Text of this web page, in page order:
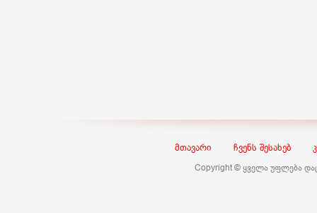
მთავარი ჩვენს შესახებ
Copyright © ყველა უფლება